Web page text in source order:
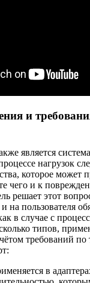
и
является
нагрузок
которое может
чего и к
решает этот
на пользователя
в случае с
типов,
требований по
в